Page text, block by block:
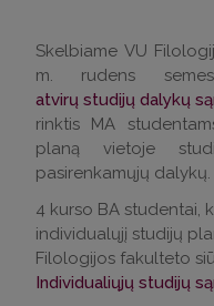
Skelbiame VU
m. rudens
atvirų studijų dalykų
rinktis MA
planą vietoje
pasirenkamųjų dalykų.
4 kurso BA studentai,
individualųjį studijų
Filologijos fakulteto
Individualiųjų studijų